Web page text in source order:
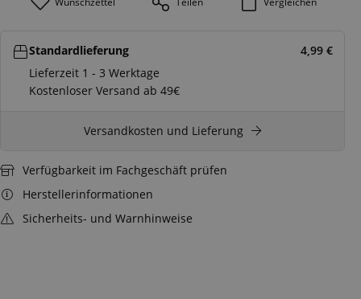
Standardlieferung 4,99 €
Lieferzeit 1 - 3 Werktage
Kostenloser Versand ab 49€
Versandkosten und Lieferung
Verfügbarkeit im Fachgeschäft prüfen
Herstellerinformationen
Sicherheits- und Warnhinweise